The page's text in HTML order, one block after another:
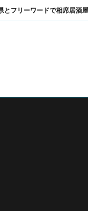
とフリーワードで相席居酒